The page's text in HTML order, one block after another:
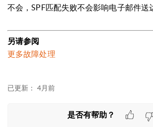
不会，SPF匹配失败不会影响电子邮件送
另请参阅
更多故障处理
已更新： 4月前
是否有帮助？